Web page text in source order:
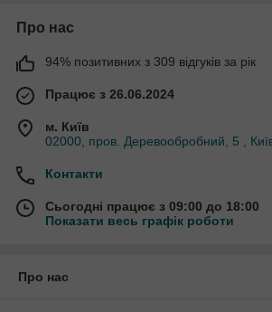
Про нас
94% позитивних з 309 відгуків за рік
Працює з 26.06.2024
м. Київ
02000, пров. Деревообробний, 5 ,
Контакти
Сьогодні працює з 09:00 до 18:00
Показати весь графік роботи
Про нас